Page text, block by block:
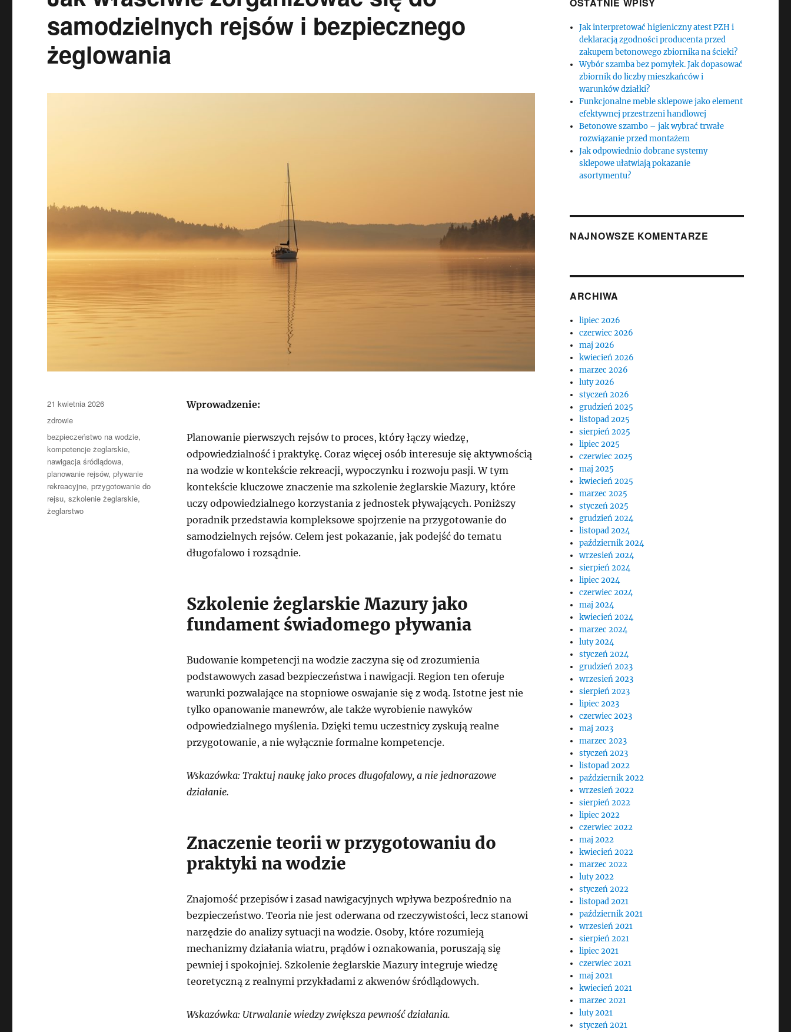
samodzielnych rejsów i bezpiecznego
żeglowania
Wprowadzenie:
Planowanie pierwszych rejsów to proces, który łączy wiedzę,
odpowiedzialność i praktykę. Coraz więcej osób interesuje się aktywnością
na wodzie w kontekście rekreacji, wypoczynku i rozwoju pasji. W tym
kontekście kluczowe znaczenie ma szkolenie żeglarskie Mazury, które
uczy odpowiedzialnego korzystania z jednostek pływających. Poniższy
poradnik przedstawia kompleksowe spojrzenie na przygotowanie do
samodzielnych rejsów. Celem jest pokazanie, jak podejść do tematu
długofalowo i rozsądnie.
Szkolenie żeglarskie Mazury jako
fundament świadomego pływania
Budowanie kompetencji na wodzie zaczyna się od zrozumienia
podstawowych zasad bezpieczeństwa i nawigacji. Region ten oferuje
warunki pozwalające na stopniowe oswajanie się z wodą. Istotne jest nie
tylko opanowanie manewrów, ale także wyrobienie nawyków
odpowiedzialnego myślenia. Dzięki temu uczestnicy zyskują realne
przygotowanie, a nie wyłącznie formalne kompetencje.
Wskazówka: Traktuj naukę jako proces długofalowy, a nie jednorazowe
działanie.
Znaczenie teorii w przygotowaniu do
praktyki na wodzie
Znajomość przepisów i zasad nawigacyjnych wpływa bezpośrednio na
bezpieczeństwo. Teoria nie jest oderwana od rzeczywistości, lecz stanowi
narzędzie do analizy sytuacji na wodzie. Osoby, które rozumieją
mechanizmy działania wiatru, prądów i oznakowania, poruszają się
pewniej i spokojniej. Szkolenie żeglarskie Mazury integruje wiedzę
teoretyczną z realnymi przykładami z akwenów śródlądowych.
Wskazówka: Utrwalanie wiedzy zwiększa pewność działania.
Data
publikacji
21 kwietnia 2026
Kategorie
zdrowie
Tagi
bezpieczeństwo na wodzie,
kompetencje żeglarskie,
nawigacja śródlądowa,
planowanie rejsów,pływanie
rekreacyjne,przygotowanie do
rejsu,szkolenie żeglarskie,
żeglarstwo
Jak interpretować higieniczny atest PZH i
deklaracją zgodności producenta przed
zakupem betonowego zbiornika na ścieki?
Wybór szamba bez pomyłek. Jak dopasować
zbiornik do liczby mieszkańców i
warunków działki?
Funkcjonalne meble sklepowe jako element
efektywnej przestrzeni handlowej
Betonowe szambo – jak wybrać trwałe
rozwiązanie przed montażem
Jak odpowiednio dobrane systemy
sklepowe ułatwiają pokazanie
asortymentu?
NAJNOWSZE KOMENTARZE
ARCHIWA
lipiec 2026
czerwiec 2026
maj 2026
kwiecień 2026
marzec 2026
luty 2026
styczeń 2026
grudzień 2025
listopad 2025
sierpień 2025
lipiec 2025
czerwiec 2025
maj 2025
kwiecień 2025
marzec 2025
styczeń 2025
grudzień 2024
listopad 2024
październik 2024
wrzesień 2024
sierpień 2024
lipiec 2024
czerwiec 2024
maj 2024
kwiecień 2024
marzec 2024
luty 2024
styczeń 2024
grudzień 2023
wrzesień 2023
sierpień 2023
lipiec 2023
czerwiec 2023
maj 2023
marzec 2023
styczeń 2023
listopad 2022
październik 2022
wrzesień 2022
sierpień 2022
lipiec 2022
czerwiec 2022
maj 2022
kwiecień 2022
marzec 2022
luty 2022
styczeń 2022
listopad 2021
październik 2021
wrzesień 2021
sierpień 2021
lipiec 2021
czerwiec 2021
maj 2021
kwiecień 2021
marzec 2021
luty 2021
styczeń 2021